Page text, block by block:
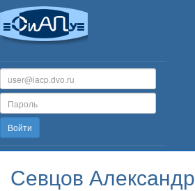
Войти
Севцов Александр